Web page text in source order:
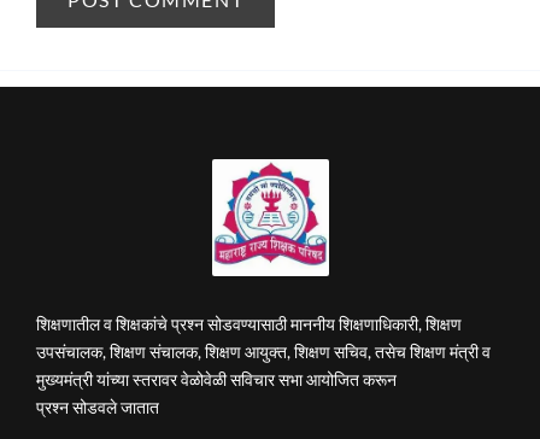
शिक्षणातील व शिक्षकांचे प्रश्न सोडवण्यासाठी माननीय शिक्षणाधिकारी, शिक्षण
उपसंचालक, शिक्षण संचालक, शिक्षण आयुक्त, शिक्षण सचिव, तसेच शिक्षण मंत्री व
मुख्यमंत्री यांच्या स्तरावर वेळोवेळी सविचार सभा आयोजित करून
प्रश्न सोडवले जातात